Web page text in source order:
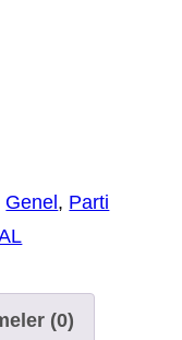
Genel, Parti
(0)